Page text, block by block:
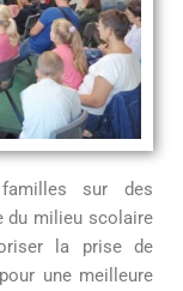
sur des
du milieu scolaire
la prise de
une meilleure